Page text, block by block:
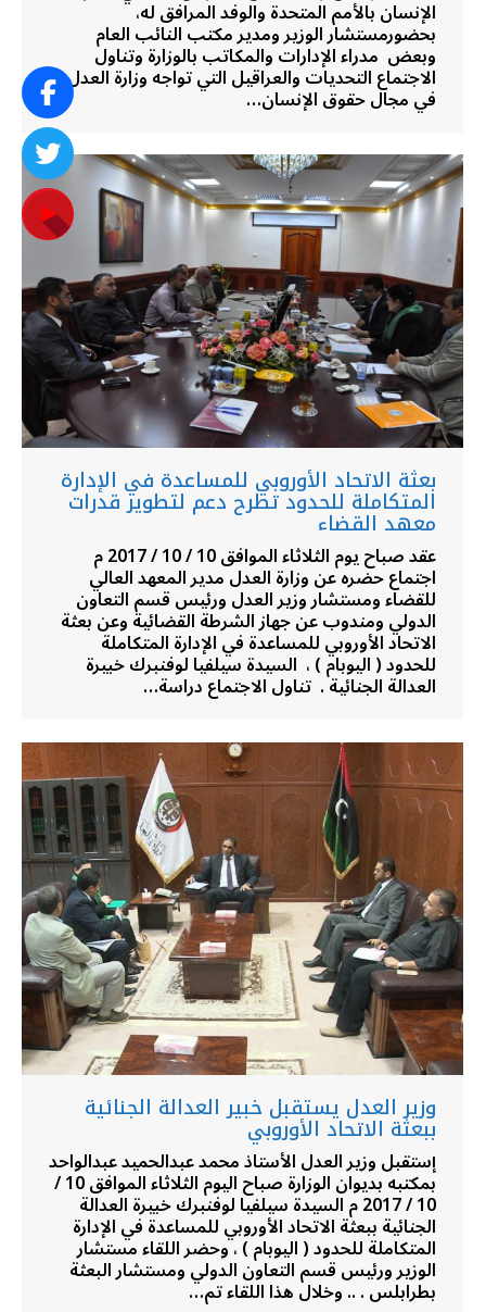
الإنسان بالأمم المتحدة والوفد المرافق له،
بحضورمستشار الوزير ومدير مكتب النائب العام
وبعض مدراء الإدارات والمكاتب بالوزارة وتناول
الاجتماع التحديات والعراقيل التي تواجه وزارة العدل
في مجال حقوق الإنسان…
بعثة الاتحاد الأوروبي للمساعدة في الإدارة
المتكاملة للحدود تطرح دعم لتطوير قدرات
معهد القضاء
عقد صباح يوم الثلاثاء الموافق 10 / 10 / 2017 م
اجتماع حضره عن وزارة العدل مدير المعهد العالي
للقضاء ومستشار وزير العدل ورئيس قسم التعاون
الدولي ومندوب عن جهاز الشرطة القضائية وعن بعثة
الاتحاد الأوروبي للمساعدة في الإدارة المتكاملة
للحدود ( اليوبام ) ، السيدة سيلفيا لوفنبرك خبيرة
العدالة الجنائية . تناول الاجتماع دراسة…
وزير العدل يستقبل خبير العدالة الجنائية
ببعثة الاتحاد الأوروبي
إستقبل وزير العدل الأستاذ محمد عبدالحميد عبدالواحد
بمكتبه بديوان الوزارة صباح اليوم الثلاثاء الموافق 10 /
10 / 2017 م السيدة سيلفيا لوفنبرك خبيرة العدالة
الجنائية ببعثة الاتحاد الأوروبي للمساعدة في الإدارة
المتكاملة للحدود ( اليوبام ) ، وحضر اللقاء مستشار
الوزير ورئيس قسم التعاون الدولي ومستشار البعثة
بطرابلس . .. وخلال هذا اللقاء تم…